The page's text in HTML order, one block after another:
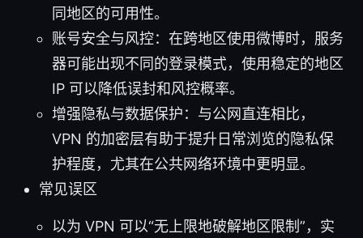
同地区的可用性。
账号安全与风控：在跨地区使用微博时，服务
器可能出现不同的登录模式，使用稳定的地区
IP 可以降低误封和风控概率。
增强隐私与数据保护：与公网直连相比，
VPN 的加密层有助于提升日常浏览的隐私保
护程度，尤其在公共网络环境中更明显。
常见误区
以为 VPN 可以“无上限地破解地区限制”，实